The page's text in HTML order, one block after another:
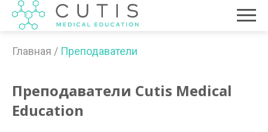
Направления
Вебинары
Главная / Преподаватели
Преподаватели Cutis Medical
Education